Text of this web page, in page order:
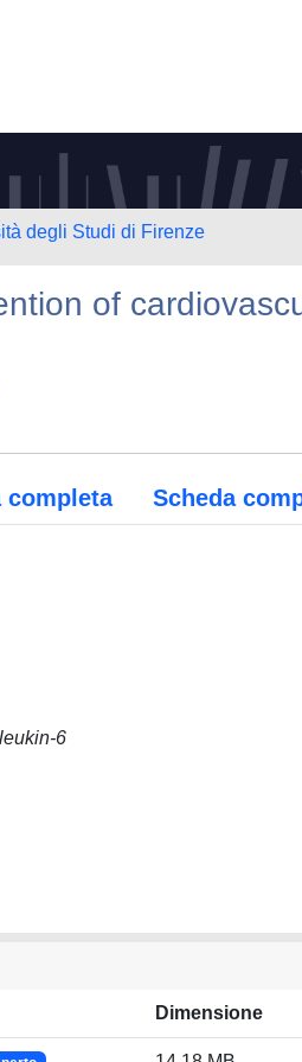
degli Studi di Firenze
of
completa Scheda
6
Dimensione